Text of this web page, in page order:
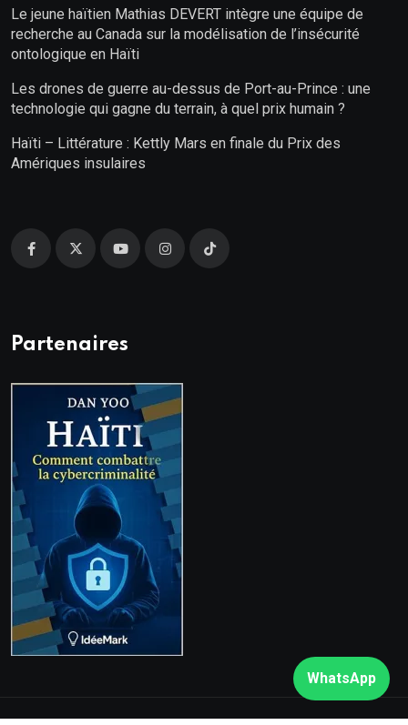
WhatsApp
Le jeune haïtien Mathias DEVERT intègre une équipe de
recherche au Canada sur la modélisation de l’insécurité
ontologique en Haïti
Les drones de guerre au-dessus de Port-au-Prince : une
technologie qui gagne du terrain, à quel prix humain ?
Haïti – Littérature : Kettly Mars en finale du Prix des
Amériques insulaires
Partenaires